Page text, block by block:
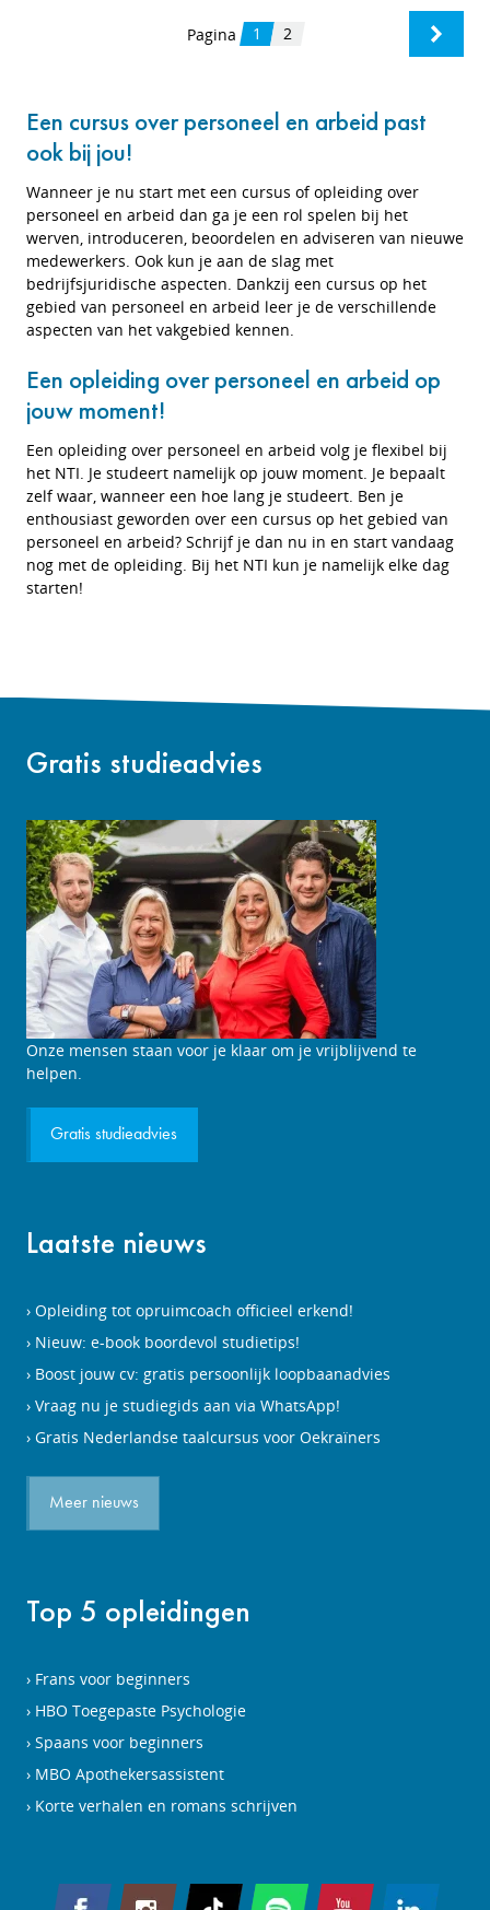
Pagina 1 2
Een cursus over personeel en arbeid past
ook bij jou!
Wanneer je nu start met een cursus of opleiding over
personeel en arbeid dan ga je een rol spelen bij het
werven, introduceren, beoordelen en adviseren van nieuwe
medewerkers. Ook kun je aan de slag met
bedrijfsjuridische aspecten. Dankzij een cursus op het
gebied van personeel en arbeid leer je de verschillende
aspecten van het vakgebied kennen.
Een opleiding over personeel en arbeid op
jouw moment!
Een opleiding over personeel en arbeid volg je flexibel bij
het NTI. Je studeert namelijk op jouw moment. Je bepaalt
zelf waar, wanneer een hoe lang je studeert. Ben je
enthousiast geworden over een cursus op het gebied van
personeel en arbeid? Schrijf je dan nu in en start vandaag
nog met de opleiding. Bij het NTI kun je namelijk elke dag
starten!
Gratis studieadvies
Onze mensen staan voor je klaar om je vrijblijvend te
helpen.
Gratis studieadvies
Laatste nieuws
Opleiding tot opruimcoach officieel erkend!
Nieuw: e-book boordevol studietips!
Boost jouw cv: gratis persoonlijk loopbaanadvies
Vraag nu je studiegids aan via WhatsApp!
Gratis Nederlandse taalcursus voor Oekraïners
Meer nieuws
Top 5 opleidingen
Frans voor beginners
HBO Toegepaste Psychologie
Spaans voor beginners
MBO Apothekersassistent
Korte verhalen en romans schrijven